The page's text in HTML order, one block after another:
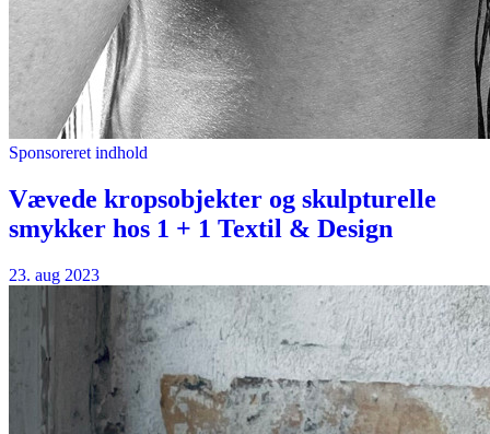
Sponsoreret indhold
Vævede kropsobjekter og skulpturelle
smykker hos 1 + 1 Textil & Design
23. aug 2023